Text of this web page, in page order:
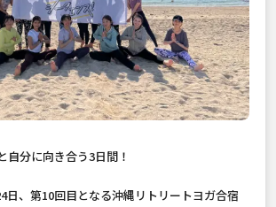
自分に向き合う3日間！
日、第10回目となる沖縄リトリートヨガ合宿